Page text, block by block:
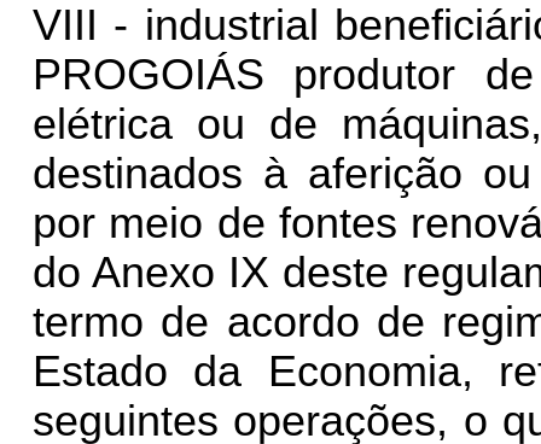
VIII - industrial
PROGOIÁS produtor
elétrica ou de
destinados à aferição
por meio de fontes
do Anexo IX deste
termo de acordo de
Estado da Economia,
seguintes operações, o